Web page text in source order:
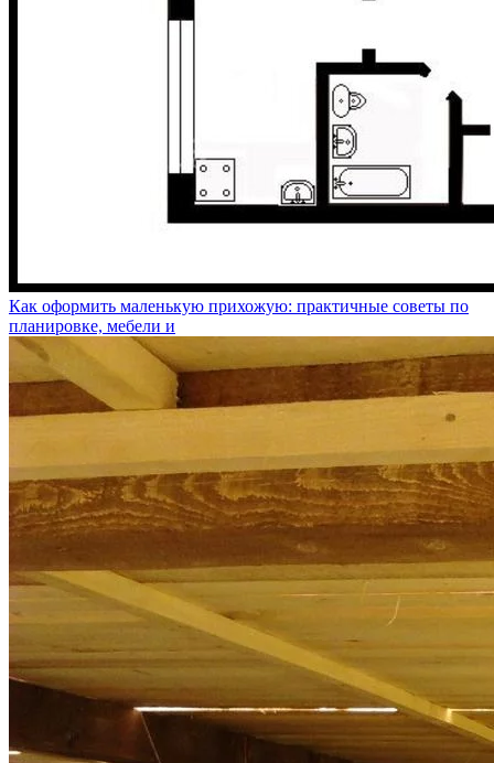
Как оформить маленькую прихожую: практичные советы по
планировке, мебели и